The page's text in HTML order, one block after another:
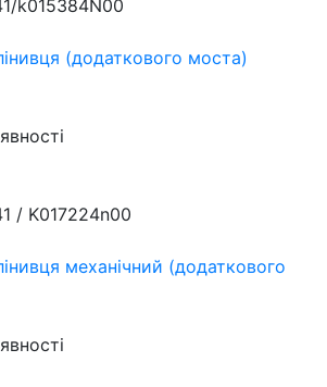
k015384N00
(додаткового моста)
/ K017224n00
механічний (додаткового